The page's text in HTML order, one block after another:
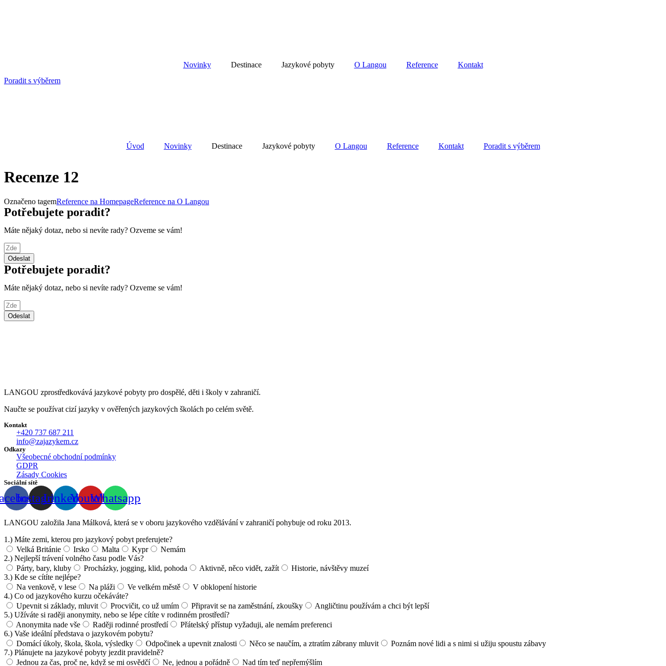
Novinky Destinace Jazykové pobyty O Langou Reference
Kontakt
Poradit s výběrem
Úvod Novinky Destinace Jazykové pobyty O Langou Reference Kontakt Poradit s výběrem
Recenze 12
Označeno tagemReference na HomepageReference na O Langou
Potřebujete poradit?
Máte nějaký dotaz, nebo si nevíte rady? Ozveme se vám!
Odeslat
Potřebujete poradit?
Máte nějaký dotaz, nebo si nevíte rady? Ozveme se vám!
Odeslat
LANGOU zprostředkovává jazykové pobyty pro dospělé, děti i školy v zahraničí.
Naučte se používat cizí jazyky v ověřených jazykových školách po celém světě.
Kontakt
+420 737 687 211
info@zajazykem.cz
Odkazy
Všeobecné obchodní podmínky
GDPR
Zásady Cookies
Sociální sítě
InstagramLinkedinYoutubeWhatsapp
LANGOU založila Jana Málková, která se v oboru jazykového vzdělávání v zahraničí pohybuje od roku 2013.
1.) Máte zemi, kterou pro jazykový pobyt preferujete?
Velká Británie
Irsko Malta Kypr
Nemám
2.) Nejlepší trávení volného času podle Vás?
Párty, bary, kluby
Procházky, jogging, klid, pohoda Aktivně, něco vidět, zažít
Historie, návštěvy muzeí
3.) Kde se cítíte nejlépe?
Na venkově, v lese
Na pláži Ve velkém městě
V obklopení historie
4.) Co od jazykového kurzu očekáváte?
Upevnit si základy, mluvit
Procvičit, co už umím Připravit se na zaměstnání, zkoušky
Angličtinu používám a chci být lepší
5.) Užíváte si raději anonymity, nebo se lépe cítíte v rodinném prostředí?
Anonymita nade vše
Raději rodinné prostředí
Přátelský přístup vyžaduji, ale nemám preferenci
6.) Vaše ideální představa o jazykovém pobytu?
Domácí úkoly, škola, škola, výsledky
Odpočinek a upevnit znalosti Něco se naučím, a ztratím zábrany mluvit
Poznám nové lidi a s nimi si užiju spoustu zábavy
7.) Plánujete na jazykové pobyty jezdit pravidelně?
Jednou za čas, proč ne, když se mi osvědčí
Ne, jednou a pořádně Nad tím teď nepřemýšlím